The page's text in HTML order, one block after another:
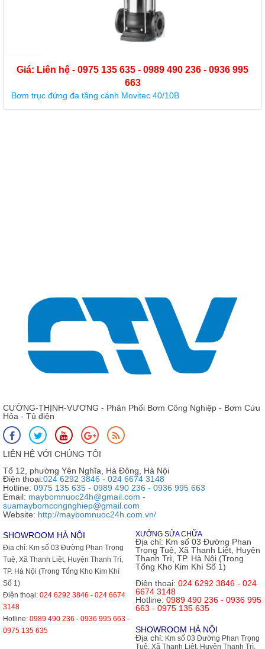
Giá: Liên hệ - 0975 135 635 - 0989 490 236 - 0936 995
663
Bơm trục đứng đa tầng cánh Movitec 40/10B
CƯỜNG-THỊNH-VƯƠNG - Phân Phối Bơm Công Nghiệp - Bơm Cứu
Hỏa - Tủ điện
LIÊN HỆ VỚI CHÚNG TÔI
Tổ 12, phường Yên Nghĩa, Hà Đông, Hà Nội
Điện thoại:024 6292 3846 - 024 6674 3148
Hotline: 0975 135 635 - 0989 490 236 - 0936 995 663
Email: maybomnuoc24h@gmail.com -
suamaybomcongnghiep@gmail.com
Website: http://maybomnuoc24h.com.vn/
SHOWROOM HÀ NỘI
Địa chỉ: Km số 03 Đường Phan Trọng
Tuệ, Xã Thanh Liệt, Huyện Thanh Trì,
TP. Hà Nội (Trong Tổng Kho Kim Khí
Số 1)
Điện thoại: 024 6292 3846 - 024 6674
3148
Hotline: 0989 490 236 - 0936 995 663 -
0975 135 635
XƯỞNG SỬA CHỮA
Địa chỉ: Km số 03 Đường Phan
Trọng Tuệ, Xã Thanh Liệt, Huyện
Thanh Trì, TP. Hà Nội (Trong
Tổng Kho Kim Khí Số 1)
Điện thoại: 024 6292 3846 - 024
6674 3148
Hotline: 0989 490 236 - 0936 995
663 - 0975 135 635
SHOWROOM HÀ NỘI
Địa chỉ: Km số 03 Đường Phan Trọng
Tuệ, Xã Thanh Liệt, Huyện Thanh Trì,